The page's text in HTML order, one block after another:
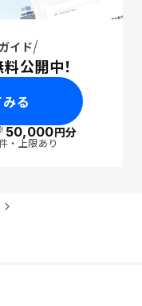
イド
公開中！
る
50,000円分
・上限あり